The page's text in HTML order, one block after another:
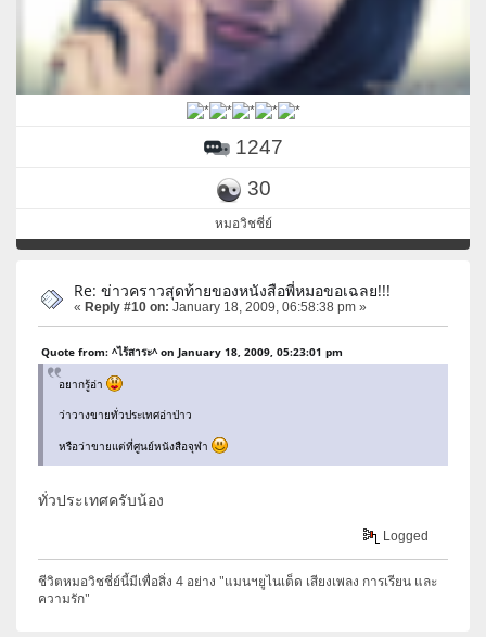
1247
30
หมอวิชชี่ย์
Re: ข่าวคราวสุดท้ายของหนังสือพี่หมอขอเฉลย!!!
« Reply #10 on: January 18, 2009, 06:58:38 pm »
Quote from: ^ไร้สาระ^ on January 18, 2009, 05:23:01 pm
อยากรู้อ่า
ว่าวางขายทั่วประเทศอ่าป่าว
หรือว่าขายแต่ที่ศูนย์หนังสือจุฬา
ทั่วประเทศครับน้อง
Logged
ชีวิตหมอวิชชี่ย์นี้มีเพื่อสิ่ง 4 อย่าง "แมนฯยูไนเต็ด เสียงเพลง การเรียน และ
ความรัก"